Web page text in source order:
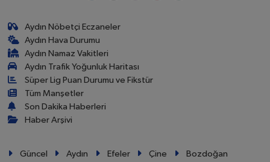
Aydın Nöbetçi Eczaneler
Aydın Hava Durumu
Aydın Namaz Vakitleri
Aydın Trafik Yoğunluk Haritası
Süper Lig Puan Durumu ve Fikstür
Tüm Manşetler
Son Dakika Haberleri
Haber Arşivi
Güncel Aydın Efeler Çine Bozdoğan